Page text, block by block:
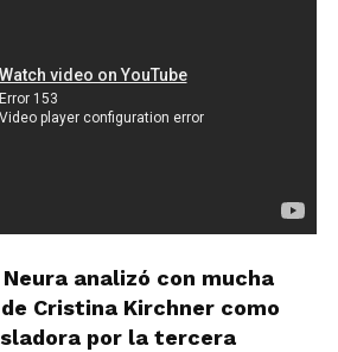
analizó con mucha
Cristina Kirchner como
por la tercera